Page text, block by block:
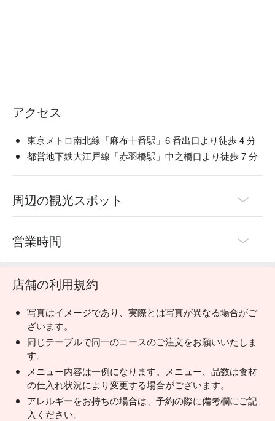
アクセス
東京メトロ南北線「麻布十番駅」6 番出口より徒歩 4 分
都営地下鉄大江戸線「赤羽橋駅」中之橋口より徒歩 7 分
周辺の観光スポット
営業時間
店舗の利用規約
写真はイメージであり、実際とは写真が異なる場合がご
ざいます。
同じテーブルで同一のコースのご注文をお願いいたしま
す。
メニュー内容は一例になります。メニュー、品数は食材
の仕入れ状況により変更する場合がございます。
アレルギーをお持ちの場合は、予約の際に備考欄にご記
入ください。